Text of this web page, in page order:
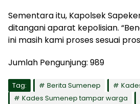
Sementara itu, Kapolsek
ditangani aparat kepolisian.
ini masih kami proses sesuai
Jumlah Pengunjung: 989
Tag: Berita Sumenep
Kades Sumenep tampar warga